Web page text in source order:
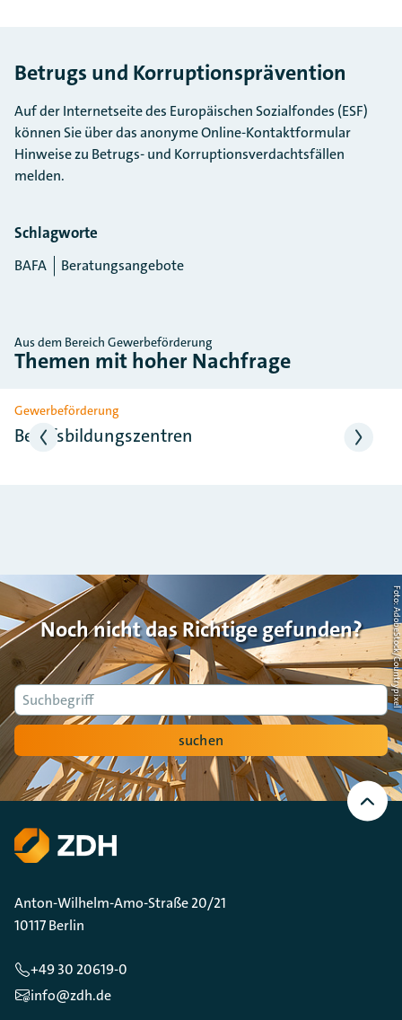
Betrugs und Korruptionsprävention
Auf der Internetseite des Europäischen Sozialfondes (ESF)
können Sie über das anonyme Online-Kontaktformular
Hinweise zu Betrugs- und Korruptionsverdachtsfällen
melden.
Schlagworte
BAFA Beratungsangebote
Aus dem Bereich Gewerbeförderung
Themen mit hoher Nachfrage
Slider überspringen
Gewerbeförderung
Berufsbildungszentren
Noch nicht das Richtige gefunden?
Suche
suchen
Foto: AdobeStock/Countrypixel
Nach
oben
Scrollen
Anton-Wilhelm-Amo-Straße 20/21
10117 Berlin
+49 30 20619-0
info@zdh.de